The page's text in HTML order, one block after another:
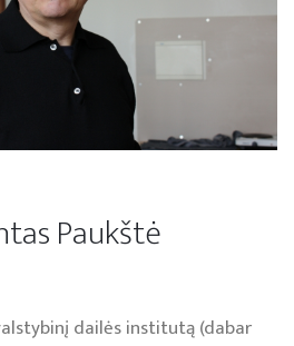
Paukštė
dailės institutą (dabar